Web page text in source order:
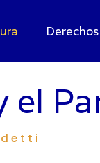
el